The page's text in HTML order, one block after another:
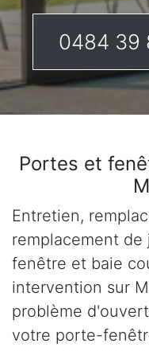
0484 39
Portes et
Entretien,
remplacement
fenêtre et baie
intervention sur
problème
votre porte-